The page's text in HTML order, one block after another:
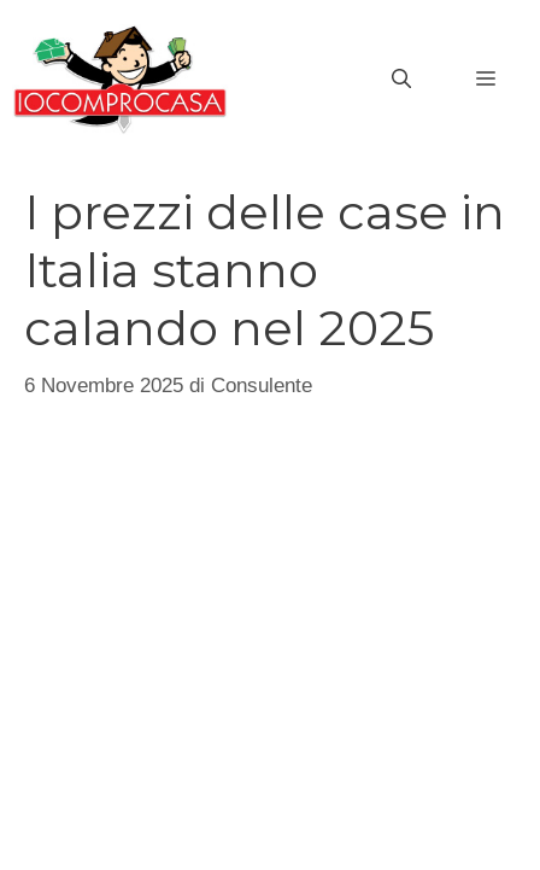
contenuto
I prezzi delle case in
Italia stanno
calando nel 2025
6 Novembre 2025 di Consulente